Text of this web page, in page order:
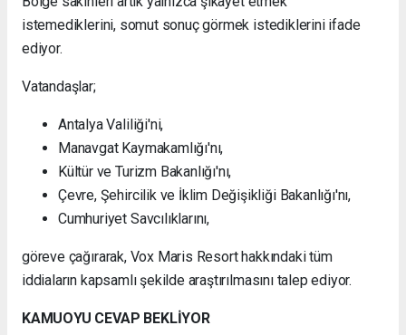
istemediklerini, somut sonuç görmek istediklerini ifade
ediyor.
Vatandaşlar;
Antalya Valiliği'ni,
Manavgat Kaymakamlığı'nı,
Kültür ve Turizm Bakanlığı'nı,
Çevre, Şehircilik ve İklim Değişikliği Bakanlığı'nı,
Cumhuriyet Savcılıklarını,
göreve çağırarak, Vox Maris Resort hakkındaki tüm
iddiaların kapsamlı şekilde araştırılmasını talep ediyor.
KAMUOYU CEVAP BEKLİYOR